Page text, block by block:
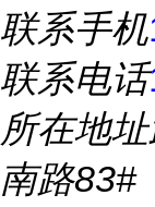
联系手机
联系电话
所在地址
南路83#